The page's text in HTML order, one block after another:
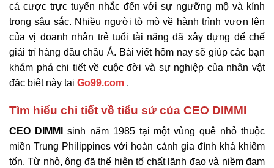
cá cược trực tuyến nhắc đến với sự ngưỡng mộ và kính
trọng sâu sắc. Nhiều người tò mò về hành trình vươn lên
của vị doanh nhân trẻ tuổi tài năng đã xây dựng đế chế
giải trí hàng đầu châu Á. Bài viết hôm nay sẽ giúp các bạn
khám phá chi tiết về cuộc đời và sự nghiệp của nhân vật
đặc biệt này tại Go99.com .
Tìm hiểu chi tiết về tiểu sử của CEO DIMMI
CEO DIMMI
sinh năm 1985 tại một vùng quê nhỏ thuộc
miền Trung Philippines với hoàn cảnh gia đình khá khiêm
tốn. Từ nhỏ, ông đã thể hiện tố chất lãnh đạo và niềm đam